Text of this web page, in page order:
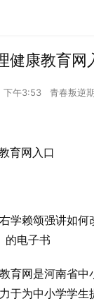
健康教育网
下午3:53 青春叛逆期
育网入口
学赖颂强讲如何
的电子书
育网是河南省中
于为中小学学生